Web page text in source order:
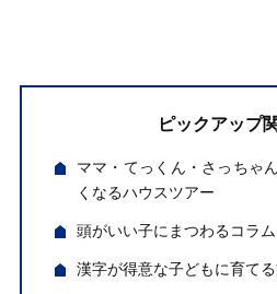
ピックアップ
ママ・てっくん・さっちゃ
くなるハウスツアー
頭がいい子にまつわるコラム
漢字が得意な子どもに育て